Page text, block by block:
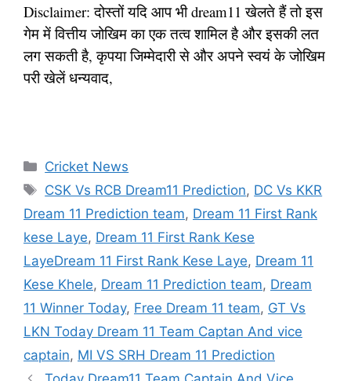
Disclaimer: दोस्तों यदि आप भी dream11 खेलते हैं तो इस
गेम में वित्तीय जोखिम का एक तत्व शामिल है और इसकी लत
लग सकती है, कृपया जिम्मेदारी से और अपने स्वयं के जोखिम
परी खेलें धन्यवाद,
Categories
Cricket News
Tags
CSK Vs RCB Dream11 Prediction, DC Vs KKR
Dream 11 Prediction team, Dream 11 First Rank
kese Laye, Dream 11 First Rank Kese
LayeDream 11 First Rank Kese Laye, Dream 11
Kese Khele, Dream 11 Prediction team, Dream
11 Winner Today, Free Dream 11 team, GT Vs
LKN Today Dream 11 Team Captan And vice
captain, MI VS SRH Dream 11 Prediction